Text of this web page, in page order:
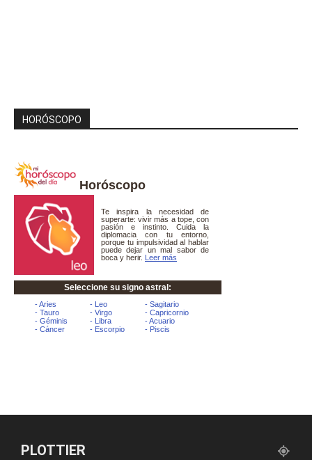
HORÓSCOPO
Horóscopo
PLOTTIER